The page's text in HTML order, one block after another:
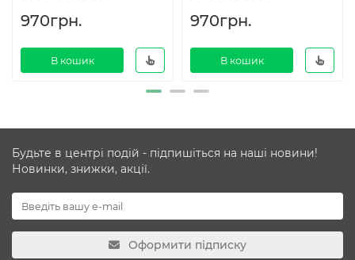
970грн.
В кошик
970грн.
В кошик
Будьте в центрі подій - підпишіться на наші новини!
Новинки, знижки, акції.
Оформити підписку